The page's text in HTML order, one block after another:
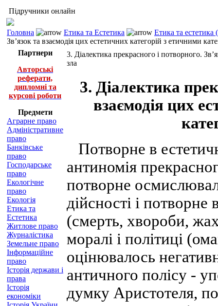
Підручники онлайн
Головна Етика та Естетика
Етика та
Зв’язок та взаємодія цих естетичних категорій з етичними
Партнери
Авторські
реферати,
дипломні та
курсові роботи
Предмети
Аграрне право
Адміністративне
право
Банківське
право
Господарське
право
Екологічне
право
Екологія
Етика та
Естетика
Житлове право
Журналістика
Земельне право
Інформаційне
право
Історія держави і
права
Історія
економіки
3. Діалектика прекрасного і потворного.
зла
3. Діалектика
взаємодія цих
Потворне в
антиномія
потворне
дійсності і
(смерть, хвороби,
моралі і політиці
оцінювалось
античного полісу -
думку Аристотеля,